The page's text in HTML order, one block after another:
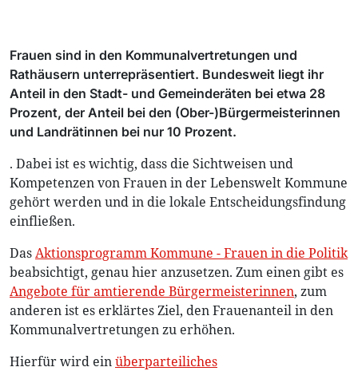
Frauen sind in den Kommunalvertretungen und
Rathäusern unterrepräsentiert. Bundesweit liegt ihr
Anteil in den Stadt- und Gemeinderäten bei etwa 28
Prozent, der Anteil bei den (Ober-)Bürgermeisterinnen
und Landrätinnen bei nur 10 Prozent.
. Dabei ist es wichtig, dass die Sichtweisen und
Kompetenzen von Frauen in der Lebenswelt Kommune
gehört werden und in die lokale Entscheidungsfindung
einfließen.
DasAktionsprogramm Kommune - Frauen in die Politik
beabsichtigt, genau hier anzusetzen. Zum einen gibt es
Angebote für amtierende Bürgermeisterinnen, zum
anderen ist es erklärtes Ziel, den Frauenanteil in den
Kommunalvertretungen zu erhöhen.
Hierfür wird einüberparteiliches